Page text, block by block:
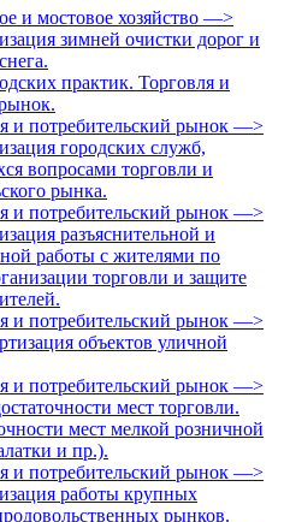
и мостовое хозяйство —>
зимней очистки дорог и
практик. Торговля и
и потребительский рынок —>
городских служб,
вопросами торговли и
рынка.
и потребительский рынок —>
разъяснительной и
работы с жителями по
торговли и защите
и потребительский рынок —>
объектов уличной
и потребительский рынок —>
мест торговли.
мест мелкой розничной
и пр.).
и потребительский рынок —>
работы крупных
рынков.